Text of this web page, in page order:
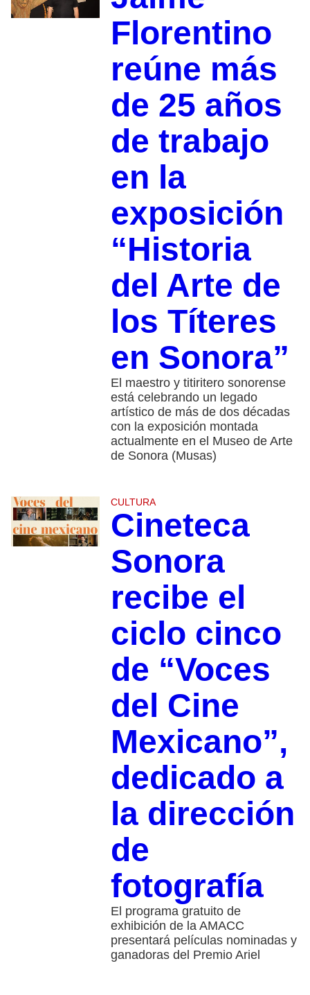
Florentino
reúne más
de 25 años
de trabajo
en la
exposición
“Historia
del Arte de
los Títeres
en Sonora”
El maestro y titiritero sonorense
está celebrando un legado
artístico de más de dos décadas
con la exposición montada
actualmente en el Museo de Arte
de Sonora (Musas)
CULTURA
Cineteca
Sonora
recibe el
ciclo cinco
de “Voces
del Cine
Mexicano”,
dedicado a
la dirección
de
fotografía
El programa gratuito de
exhibición de la AMACC
presentará películas nominadas y
ganadoras del Premio Ariel